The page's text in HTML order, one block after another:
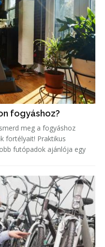
fogyáshoz?
meg a fogyáshoz
fortélyait! Praktikus
futópadok ajánlója egy